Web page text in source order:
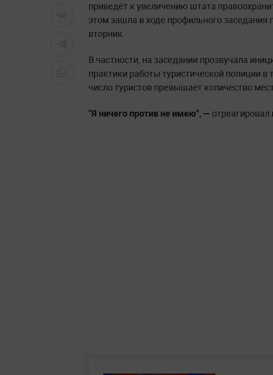
приведёт к увеличению штата
этом зашла в ходе профильного заседания
вторник.
В частности, на заседании прозвучала
практики работы туристической полиции в
число туристов превышает количество
"Я ничего против не имею", —